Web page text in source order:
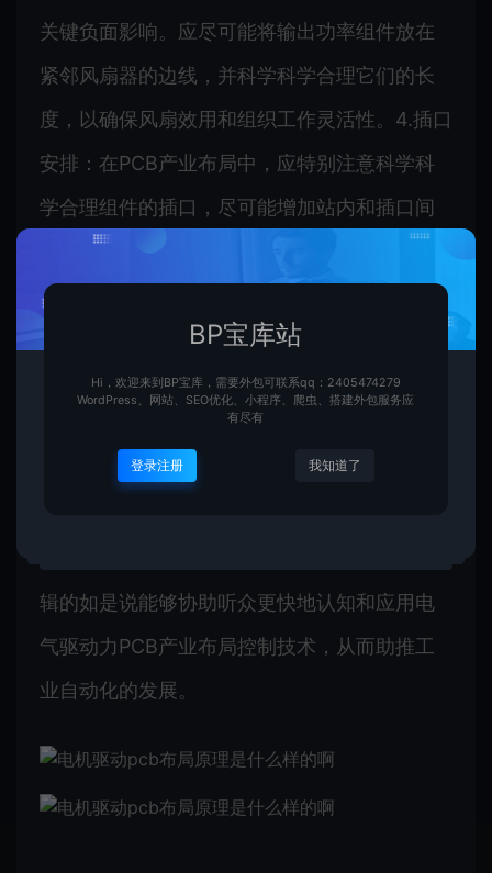
关键负面影响。应尽可能将输出功率组件放在
紧邻风扇器的边线，并科学科学合理它们的长
度，以确保风扇效用和组织工作灵活性。4.插口
安排：在PCB产业布局中，应特别注意科学科
学合理组件的插口，尽可能增加站内和插口间
的阻碍。能选用交叠排列或者展开插口
A3K87PA的结构设计，以提升产业布局的紧凑
型性和灵活性。综上，电气驱动力PCB产业布
局的基本原理和方式须要综合考量讯号数据传
输、数据传输线强化、阻抗第二层和风扇等因
素，以同时实现平衡可靠的电气驱动力。透过
辑的如是说能够协助听众更快地认知和应用电
气驱动力PCB产业布局控制技术，从而助推工
业自动化的发展。
BP宝库站
Hi，欢迎来到BP宝库，需要外包可联系qq：2405474279
WordPress、网站、SEO优化、小程序、爬虫、搭建外包服务应
有尽有
登录注册 我知道了